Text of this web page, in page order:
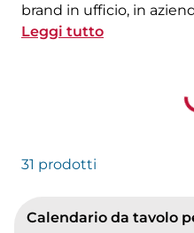
brand in ufficio, in
Puoi scegliere
Leggi tutto
31 prodotti